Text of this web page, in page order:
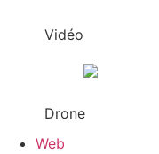
Vidéo
Drone
Web